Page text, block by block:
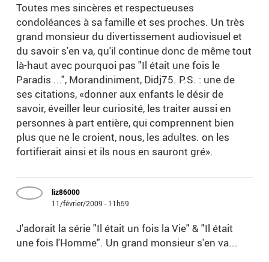
Toutes mes sincères et respectueuses
condoléances à sa famille et ses proches. Un très
grand monsieur du divertissement audiovisuel et
du savoir s'en va, qu'il continue donc de même tout
là-haut avec pourquoi pas "Il était une fois le
Paradis ...", Morandiniment, Didj75. P.S. : une de
ses citations, «donner aux enfants le désir de
savoir, éveiller leur curiosité, les traiter aussi en
personnes à part entière, qui comprennent bien
plus que ne le croient, nous, les adultes. on les
fortifierait ainsi et ils nous en sauront gré».
liz86000
11/février/2009 - 11h59
J'adorait la série "Il était un fois la Vie" & "Il était
une fois l'Homme". Un grand monsieur s'en va...